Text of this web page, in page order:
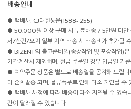
배송안내
● 택배사: CJ대한통운(1588-1255)
● 50,000원 이상 구매 시 무료배송 / 5만원 미만
서/산간/오지 일부 지역 배송 시 배송비가 추가될
● BIZENT의 출고준비일(송장작업 및 포장작업)은
기간계산시 제외하며, 현금 주문일 경우 입금일 기
● 예약주문 상품은 별도로 배송일을 공지해 드립
라 순차발송 되며, 물류폭주로 인해 다소 지연될 수
● 택배사 사정에 따라 배송이 다소 지연될 수 있습
간이 달라질 수 있습니다.